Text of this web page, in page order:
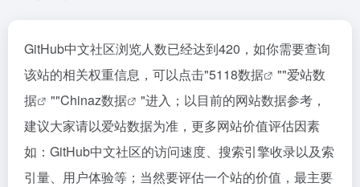
GitHub中文社区浏览人数已经达到420，如你需要查询
该站的相关权重信息，可以点击"5118数据 ""爱站数
据
""Chinaz数据
"进入；以目前的网站数据参考，
建议大家请以爱站数据为准，更多网站价值评估因素
如：GitHub中文社区的访问速度、搜索引擎收录以及索
引量、用户体验等；当然要评估一个站的价值，最主要